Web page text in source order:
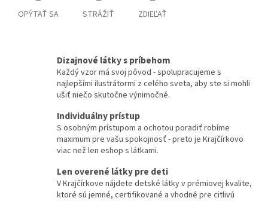
OPÝTAŤ SA STRÁŽIŤ ZDIEĽAŤ
Dizajnové látky s príbehom
Každý vzor má svoj pôvod - spolupracujeme s
najlepšími ilustrátormi z celého sveta, aby ste si mohli
ušiť niečo skutočne výnimočné.
Individuálny prístup
S osobným prístupom a ochotou poradiť robíme
maximum pre vašu spokojnosť - preto je Krajčírkovo
viac než len eshop s látkami.
Len overené látky pre deti
V Krajčírkove nájdete detské látky v prémiovej kvalite,
ktoré sú jemné, certifikované a vhodné pre citlivú